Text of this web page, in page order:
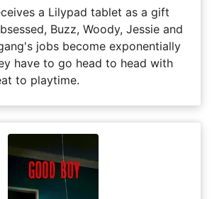
a Lilypad tablet as a gift
Buzz, Woody, Jessie and
jobs become exponentially
have to go head to head with
to playtime.